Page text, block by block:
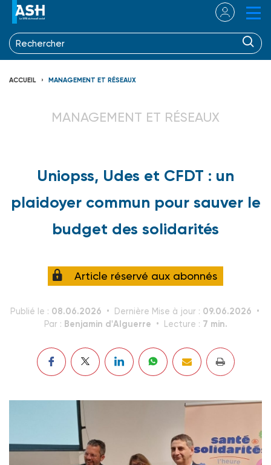
ACCUEIL MANAGEMENT ET RÉSEAUX
MANAGEMENT ET RÉSEAUX
Uniopss, Udes et CFDT : un
plaidoyer commun pour sauver le
budget des solidarités
Article réservé aux abonnés
Publié le : 08.06.2026 Dernière Mise à jour : 09.06.2026
Par : Benjamin d'Alguerre Lecture : 7 min.